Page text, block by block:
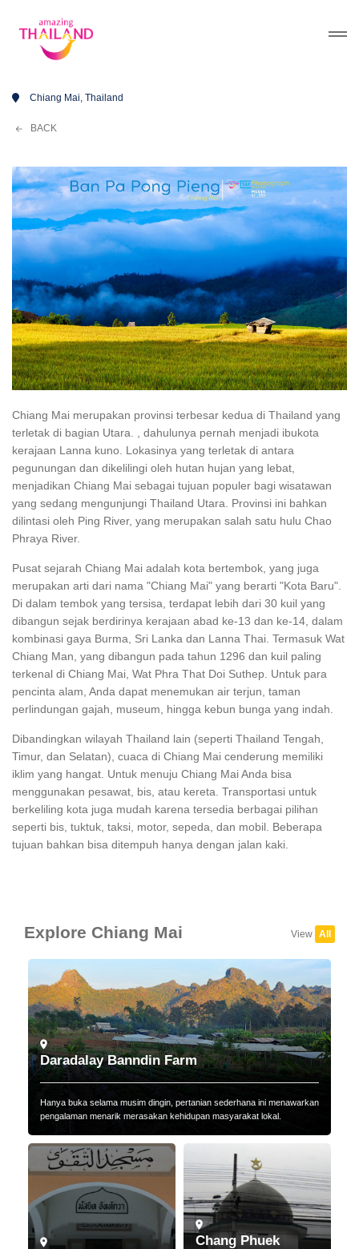
Chiang Mai, Thailand
BACK
Chiang Mai merupakan provinsi terbesar kedua di Thailand yang
terletak di bagian Utara. , dahulunya pernah menjadi ibukota
kerajaan Lanna kuno. Lokasinya yang terletak di antara
pegunungan dan dikelilingi oleh hutan hujan yang lebat,
menjadikan Chiang Mai sebagai tujuan populer bagi wisatawan
yang sedang mengunjungi Thailand Utara. Provinsi ini bahkan
dilintasi oleh Ping River, yang merupakan salah satu hulu Chao
Phraya River.
Pusat sejarah Chiang Mai adalah kota bertembok, yang juga
merupakan arti dari nama "Chiang Mai" yang berarti "Kota Baru".
Di dalam tembok yang tersisa, terdapat lebih dari 30 kuil yang
dibangun sejak berdirinya kerajaan abad ke-13 dan ke-14, dalam
kombinasi gaya Burma, Sri Lanka dan Lanna Thai. Termasuk Wat
Chiang Man, yang dibangun pada tahun 1296 dan kuil paling
terkenal di Chiang Mai, Wat Phra That Doi Suthep. Untuk para
pencinta alam, Anda dapat menemukan air terjun, taman
perlindungan gajah, museum, hingga kebun bunga yang indah.
Dibandingkan wilayah Thailand lain (seperti Thailand Tengah,
Timur, dan Selatan), cuaca di Chiang Mai cenderung memiliki
iklim yang hangat. Untuk menuju Chiang Mai Anda bisa
menggunakan pesawat, bis, atau kereta. Transportasi untuk
berkeliling kota juga mudah karena tersedia berbagai pilihan
seperti bis, tuktuk, taksi, motor, sepeda, dan mobil. Beberapa
tujuan bahkan bisa ditempuh hanya dengan jalan kaki.
Explore Chiang Mai View All
Daradalay Banndin Farm
Hanya buka selama musim dingin, pertanian sederhana ini menawarkan
pengalaman menarik merasakan kehidupan masyarakat lokal.
Chang Phuek